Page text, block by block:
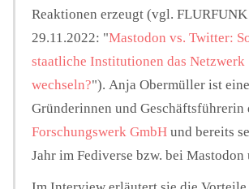
FUNKTURM-
Podcast
Seminare
Reaktionen erzeugt (vgl.
29.11.2022: "Mastodon vs. Twitter:
staatliche Institutionen das Netzwerk
wechseln?"). Anja Obermüller ist
Gründerinnen und Geschäftsführerin
Forschungswerk GmbH und bereits
Jahr im Fediverse bzw. bei Mastodon